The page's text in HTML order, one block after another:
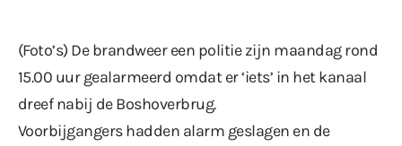
(Foto’s) De brandweer een politie zijn maandag rond
15.00 uur gealarmeerd omdat er ‘iets’ in het kanaal
dreef nabij de Boshoverbrug.
Voorbijgangers hadden alarm geslagen en de